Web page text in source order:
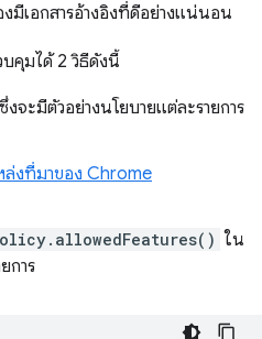
มีเอกสารอ้างอิงที่ดีอย่างแน่นอน
คุมได้ 2 วิธีดังนี้
งจะมีตัวอย่างนโยบายแต่ละรายการ
งที่มาของ Chrome
ใน
การ